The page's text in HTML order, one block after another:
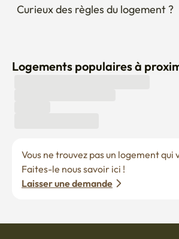
Curieux des règles du logement ?
Logements populaires à
Vous ne trouvez pas un logement qui
Faites-le nous savoir ici !
Laisser une demande